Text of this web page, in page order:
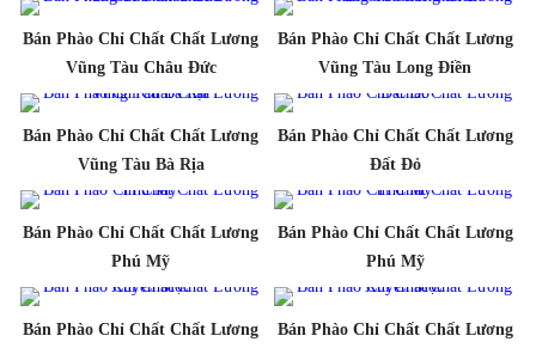
Bán Phào Chỉ Chất Chất Lương
Vũng Tàu Châu Đức
Bán Phào Chỉ Chất Chất Lương
Vũng Tàu Long Điền
Bán Phào Chỉ Chất Chất Lương
Vũng Tàu Bà Rịa
Bán Phào Chỉ Chất Chất Lương
Đất Đỏ
Bán Phào Chỉ Chất Chất Lương
Phú Mỹ
Bán Phào Chỉ Chất Chất Lương
Phú Mỹ
Bán Phào Chỉ Chất Chất Lương
Bán Phào Chỉ Chất Chất Lương